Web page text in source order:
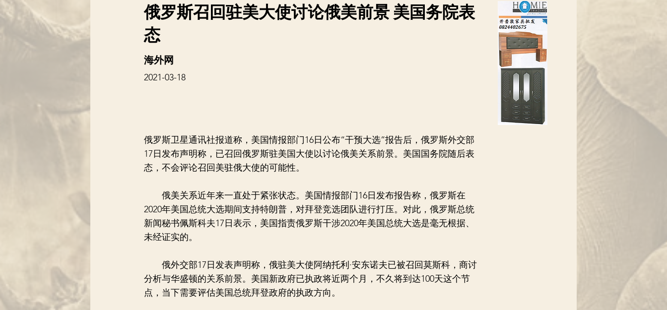
俄罗斯召回驻美大使讨论俄美前景 美国务院表
态
海外网
2021-03-18
俄罗斯卫星通讯社报道称，美国情报部门16日公布“干预大选”报告后，俄罗斯外交部
17日发布声明称，已召回俄罗斯驻美国大使以讨论俄美关系前景。美国国务院随后表
态，不会评论召回美驻俄大使的可能性。
俄美关系近年来一直处于紧张状态。美国情报部门16日发布报告称，俄罗斯在
2020年美国总统大选期间支持特朗普，对拜登竞选团队进行打压。对此，俄罗斯总统
新闻秘书佩斯科夫17日表示，美国指责俄罗斯干涉2020年美国总统大选是毫无根据、
未经证实的。
俄外交部17日发表声明称，俄驻美大使阿纳托利·安东诺夫已被召回莫斯科，商讨
分析与华盛顿的关系前景。美国新政府已执政将近两个月，不久将到达100天这个节
点，当下需要评估美国总统拜登政府的执政方向。